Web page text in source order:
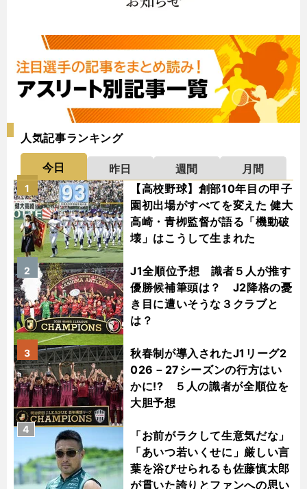
人気記事ランキング
今日 昨日 週間
月間
【高校野球】創部10年目の甲子
園初出場がすべてを変えた 健大
高崎・青栁監督が語る「機動破
壊」はこうして生まれた
1
J1全順位予想 識者５人が推す
優勝候補筆頭は？ J2降格の憂
き目に遭いそうな３クラブと
は？
2
秋春制が導入されたJ1リーグ2
026－27シーズンの行方はい
かに!? ５人の識者が全順位を
大胆予想
3
「お前がラクして生意気だな」
「あいつ若いくせに」厳しい言
葉を浴びせられるも佐藤慎太郎
が貫いた誇りとファンへの思い
4